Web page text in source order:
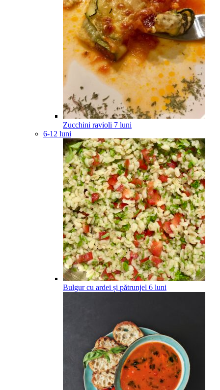
Zucchini ravioli 7 luni
6-12 luni
Bulgur cu ardei și pătrunjel 6 luni